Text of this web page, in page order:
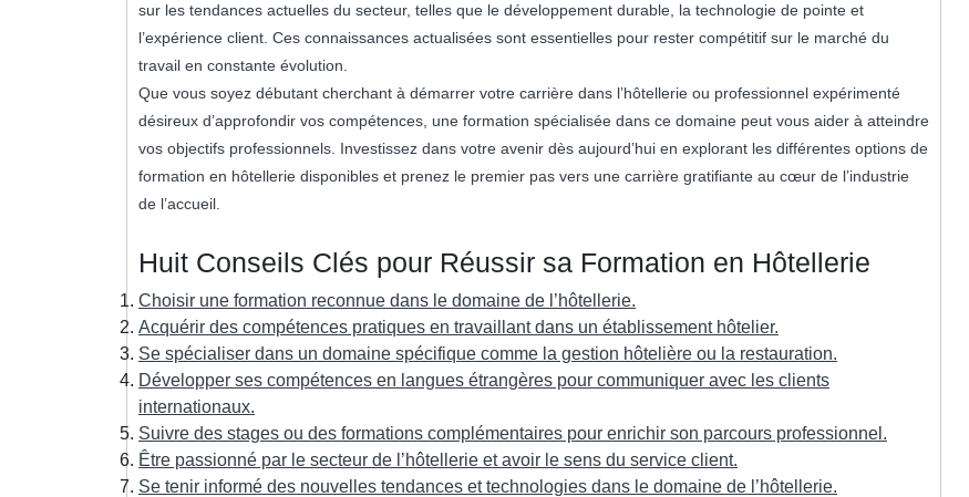
sur les tendances actuelles du secteur, telles que le développement durable, la technologie de pointe et
l’expérience client. Ces connaissances actualisées sont essentielles pour rester compétitif sur le marché du
travail en constante évolution.
Que vous soyez débutant cherchant à démarrer votre carrière dans l’hôtellerie ou professionnel expérimenté
désireux d’approfondir vos compétences, une formation spécialisée dans ce domaine peut vous aider à atteindre
vos objectifs professionnels. Investissez dans votre avenir dès aujourd’hui en explorant les différentes options de
formation en hôtellerie disponibles et prenez le premier pas vers une carrière gratifiante au cœur de l’industrie
de l’accueil.
Huit Conseils Clés pour Réussir sa Formation en Hôtellerie
Choisir une formation reconnue dans le domaine de l’hôtellerie.
Acquérir des compétences pratiques en travaillant dans un établissement hôtelier.
Se spécialiser dans un domaine spécifique comme la gestion hôtelière ou la restauration.
Développer ses compétences en langues étrangères pour communiquer avec les clients
internationaux.
Suivre des stages ou des formations complémentaires pour enrichir son parcours professionnel.
Être passionné par le secteur de l’hôtellerie et avoir le sens du service client.
Se tenir informé des nouvelles tendances et technologies dans le domaine de l’hôtellerie.